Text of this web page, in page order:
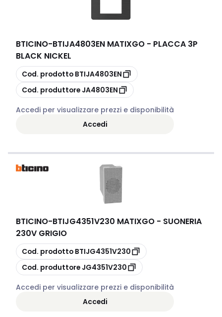
BTICINO-BTIJA4803EN MATIXGO - PLACCA 3P
BLACK NICKEL
copia
Cod. prodotto BTIJA4803EN
copia
Cod. produttore JA4803EN
Accedi per visualizzare prezzi e disponibilità
Accedi
BTICINO-BTIJG4351V230 MATIXGO - SUONERIA
230V GRIGIO
copia
Cod. prodotto BTIJG4351V230
copia
Cod. produttore JG4351V230
Accedi per visualizzare prezzi e disponibilità
Accedi